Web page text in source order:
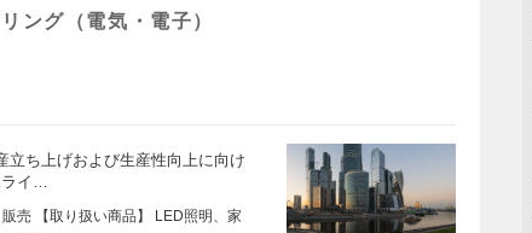
ング（電気・電子）
立ち上げおよび生産性向上に向け
イ…
売 【取り扱い商品】 LED照明、家